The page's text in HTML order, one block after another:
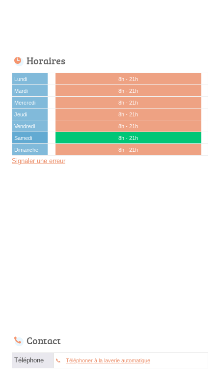
Horaires
Lundi
8h - 21h
Mardi
8h - 21h
Mercredi
8h - 21h
Jeudi
8h - 21h
Vendredi
8h - 21h
Samedi
8h - 21h
Dimanche
8h - 21h
Signaler une erreur
Contact
Téléphone Téléphoner à la laverie automatique